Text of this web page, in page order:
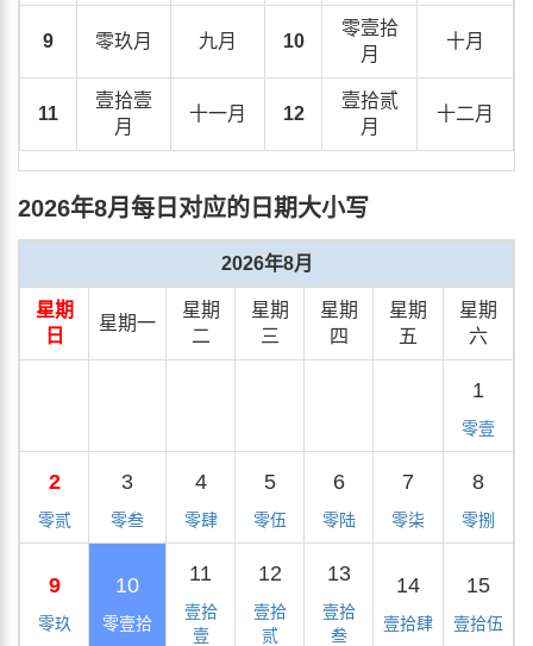
9 零玖月 九月 10
零壹拾
月
十月
11
壹拾壹
月
十一月 12
壹拾贰
月
十二月
2026年8月每日对应的日期大小写
2026年8月
星期
日
星期一
星期
二
星期
三
星期
四
星期
五
星期
六
1
零壹
2
零贰
3
零叁
4
零肆
5
零伍
6
零陆
7
零柒
8
零捌
9
零玖
10
零壹拾
11
壹拾
壹
12
壹拾
贰
13
壹拾
叁
14
壹拾肆
15
壹拾伍